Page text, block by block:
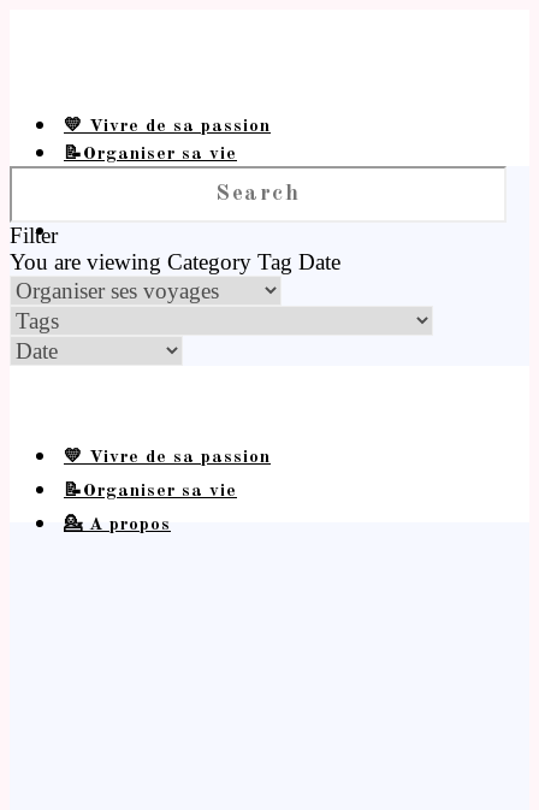
💛 Vivre de sa passion
📝Organiser sa vie
Filter
You are viewing Category Tag Date
💛 Vivre de sa passion
📝Organiser sa vie
💁 A propos